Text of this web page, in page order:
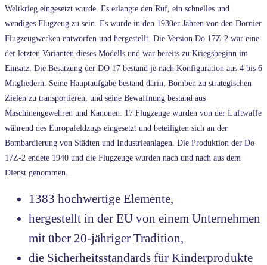
Weltkrieg eingesetzt wurde. Es erlangte den Ruf, ein schnelles und
wendiges Flugzeug zu sein. Es wurde in den 1930er Jahren von den Dornier
Flugzeugwerken entworfen und hergestellt. Die Version Do 17Z-2 war eine
der letzten Varianten dieses Modells und war bereits zu Kriegsbeginn im
Einsatz. Die Besatzung der DO 17 bestand je nach Konfiguration aus 4 bis 6
Mitgliedern. Seine Hauptaufgabe bestand darin, Bomben zu strategischen
Zielen zu transportieren, und seine Bewaffnung bestand aus
Maschinengewehren und Kanonen. 17 Flugzeuge wurden von der Luftwaffe
während des Europafeldzugs eingesetzt und beteiligten sich an der
Bombardierung von Städten und Industrieanlagen. Die Produktion der Do
17Z-2 endete 1940 und die Flugzeuge wurden nach und nach aus dem
Dienst genommen.
1383 hochwertige Elemente,
hergestellt in der EU von einem Unternehmen
mit über 20-jähriger Tradition,
die Sicherheitsstandards für Kinderprodukte